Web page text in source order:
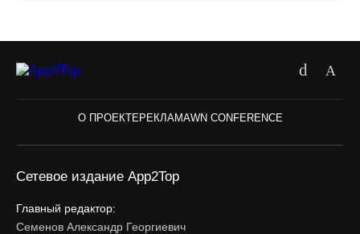
О ПРОЕКТЕРЕКЛАМАWN CONFERENCE
Сетевое издание App2Top
Главный редактор:
Семенов Александр Георгиевич